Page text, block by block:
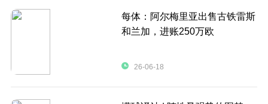
每体：阿尔梅里亚出售古铁雷斯
和兰加，进账250万欧
26-06-18